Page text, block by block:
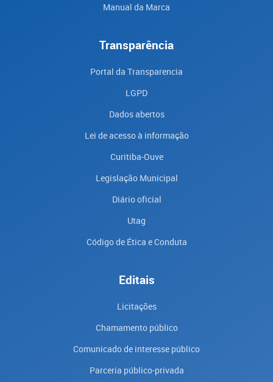
Manual da Marca
Transparência
Portal da Transparencia
LGPD
Dados abertos
Lei de acesso à informação
Curitiba-Ouve
Legislação Municipal
Diário oficial
Utag
Código de Ética e Conduta
Editais
Licitações
Chamamento público
Comunicado de interesse público
Parceria público-privada